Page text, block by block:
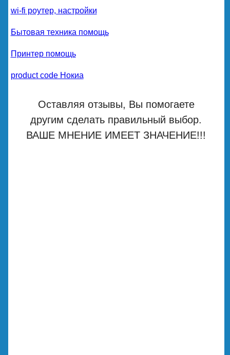
wi-fi роутер, настройки
Бытовая техника помощь
Принтер помощь
product code Нокиа
Оставляя отзывы, Вы помогаете
другим сделать правильный выбор.
ВАШЕ МНЕНИЕ ИМЕЕТ ЗНАЧЕНИЕ!!!